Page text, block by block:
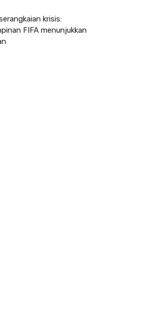
krisis:
FIFA menunjukkan